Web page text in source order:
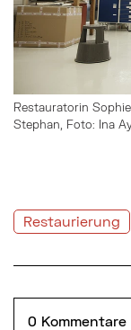
Restauratorin
Stephan, Foto: Ina
Restaurierung
0 Kommentare
Formular und